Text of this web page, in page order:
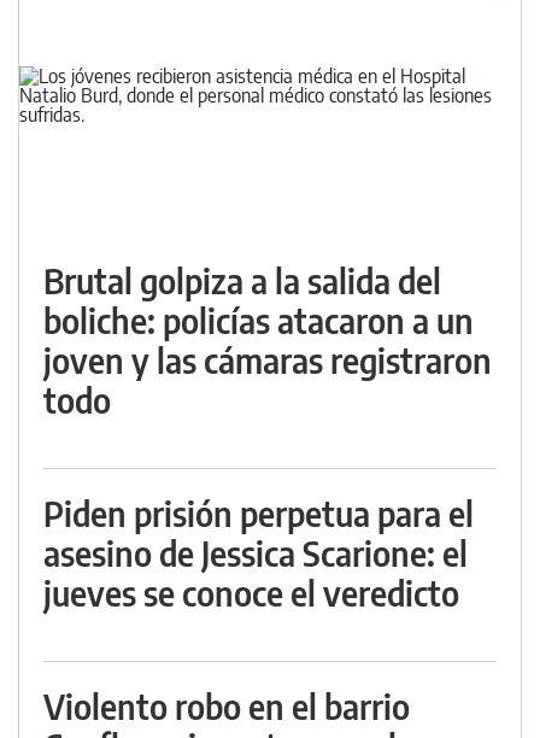
Brutal golpiza a la salida del
boliche: policías atacaron a un
joven y las cámaras registraron
todo
Piden prisión perpetua para el
asesino de Jessica Scarione: el
jueves se conoce el veredicto
Violento robo en el barrio